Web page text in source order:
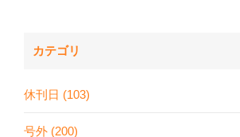
カテゴリ
休刊日 (103)
号外 (200)